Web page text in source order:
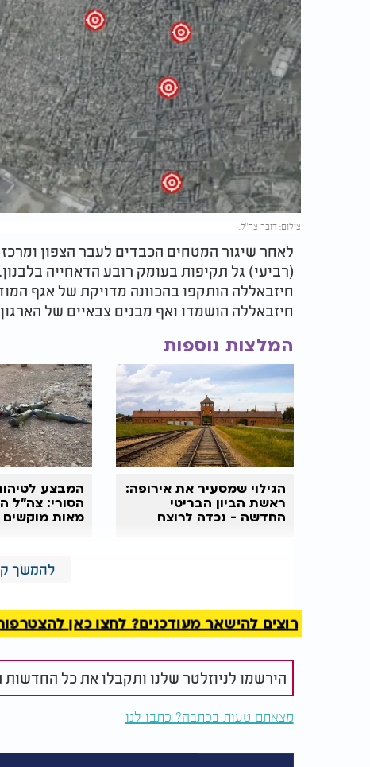
צילום: דובר צה"ל.
לאחר שיגור המטחים הכבדים לעבר הצפון
(רביעי) גל תקיפות בעומק רובע הדאחייה
חיזבאללה הותקפו בהכוונה מדויקת של אגף
חיזבאללה הושמדו ואף מבנים צבאיים של
המלצות נוספות
הגילוי שמסעיר את אירופה:
ראשת הביון הבריטי
החדשה - נכדה לרוצח
המבצע
הסורי: צה"ל
מאות מוקשים
מצה"ל הובהר כי הותקפו מספר מטרות להמשך
רוצים להישאר מעודכנים? לחצו כאן להצטרפות
הירשמו לניוזלטר שלנו ותקבלו את כל החדשות
מצאתם טעות בכתבה? כתבו לנו